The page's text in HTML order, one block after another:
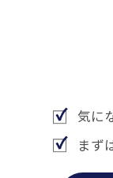
気に
まず